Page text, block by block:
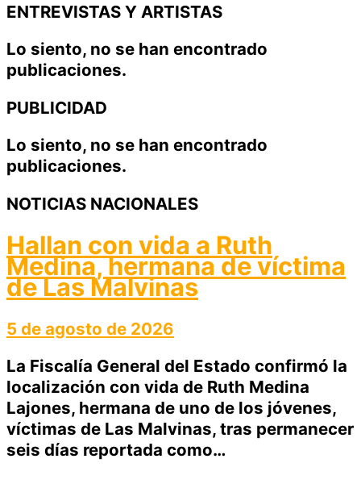
ENTREVISTAS Y ARTISTAS
Lo siento, no se han encontrado
publicaciones.
PUBLICIDAD
Lo siento, no se han encontrado
publicaciones.
NOTICIAS NACIONALES
Hallan con vida a Ruth
Medina, hermana de víctima
de Las Malvinas
5 de agosto de 2026
La Fiscalía General del Estado confirmó la
localización con vida de Ruth Medina
Lajones, hermana de uno de los jóvenes,
víctimas de Las Malvinas, tras permanecer
seis días reportada como…